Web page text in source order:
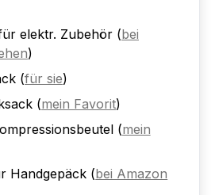
elektr. Zubehör (bei
)
(für sie)
(mein Favorit)
(mein
Handgepäck (bei Amazon